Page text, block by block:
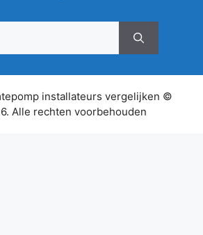
installateurs vergelijken ©
Alle rechten voorbehouden